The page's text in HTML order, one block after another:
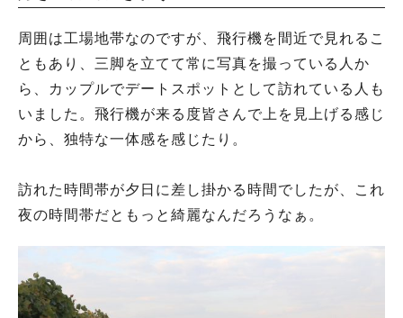
周囲は工場地帯なのですが、飛行機を間近で見れるこ
ともあり、三脚を立てて常に写真を撮っている人か
ら、カップルでデートスポットとして訪れている人も
いました。飛行機が来る度皆さんで上を見上げる感じ
から、独特な一体感を感じたり。
訪れた時間帯が夕日に差し掛かる時間でしたが、これ
夜の時間帯だともっと綺麗なんだろうなぁ。